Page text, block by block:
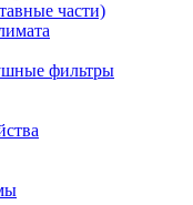
части)
фильтры